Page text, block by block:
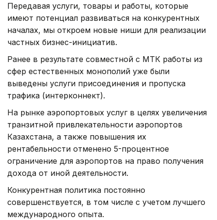
Передавая услуги, товары и работы, которые
имеют потенциал развиваться на конкурентных
началах, мы откроем новые ниши для реализации
частных бизнес-инициатив.
Ранее в результате совместной с МТК работы из
сфер естественных монополий уже были
выведены услуги присоединения и пропуска
трафика (интерконнект).
На рынке аэропортовых услуг в целях увеличения
транзитной привлекательности аэропортов
Казахстана, а также повышения их
рентабельности отменено 5-процентное
ограничение для аэропортов на право получения
дохода от иной деятельности.
Конкурентная политика постоянно
совершенствуется, в том числе с учетом лучшего
международного опыта.